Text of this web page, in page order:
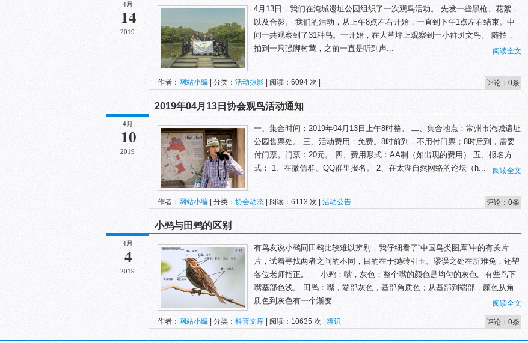
4月
14
2019
4月13日，我们在淹城遗址公园组织了一次观鸟活动。 先发一些黑枪、花絮，
以及合影。 我们的活动，从上午8点左右开始，一直到下午1点左右结束。中
间一共观察到了31种鸟。一开始，在大草坪上观察到一小群斑文鸟。 随拍，
拍到一只强脚树莺，之前一直是听到声...
阅读全文
作者： 网站小编 | 分类： 活动掠影 | 阅读：6094 次 | 评论：0条
4月
10
2019
2019年04月13日协会观鸟活动通知
一、集合时间：2019年04月13日上午8时整。 二、集合地点：常州市淹城遗址
公园售票处。 三、活动费用：免费。8时前到，不用付门票；8时后到，需要
付门票。门票：20元。 四、费用形式：AA制（如出现的费用） 五、报名方
式： 1、在微信群、QQ群里报名。 2、在太湖自然网络的论坛（h...
阅读全文
作者： 网站小编 | 分类： 协会动态 | 阅读：6113 次 | 活动公告 评论：0条
4月
4
2019
小鹀与田鹀的区别
有鸟友说小鹀同田鹀比较难以辨别，我仔细看了“中国鸟类图库”中的有关片
片，试着寻找两者之间的不同，目的在于抛砖引玉。谬误之处在所难免，还望
各位老师指正。 小鹀：嘴，灰色；整个嘴的颜色是均匀的灰色。有些鸟下
嘴基部色浅。 田鹀：嘴，端部灰色，基部角质色；从基部到端部，颜色从角
质色到灰色有一个渐变...
阅读全文
作者： 网站小编 | 分类： 科普文库 | 阅读：10635 次 | 辨识 评论：0条